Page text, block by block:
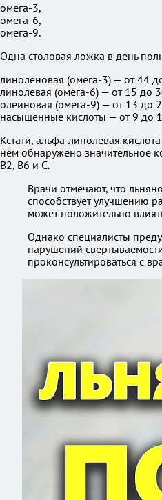
омега-3,
омега-6,
омега-9.
Одна столовая ложка в день
линоленовая (омега-3) — от 44
линолевая (омега-6) — от 15 до
олеиновая (омега-9) — от 13 до
насыщенные кислоты — от 9 до
Кстати, альфа-линолевая
нём обнаружено значительное
B2, B6 и C.
Врачи отмечают, что
способствует улучшению
может положительно
Однако специалисты
нарушений
проконсультироваться с